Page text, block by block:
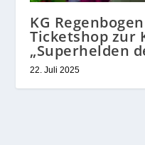
KG
Ticketshop zur
„Superhelden
22. Juli 2025